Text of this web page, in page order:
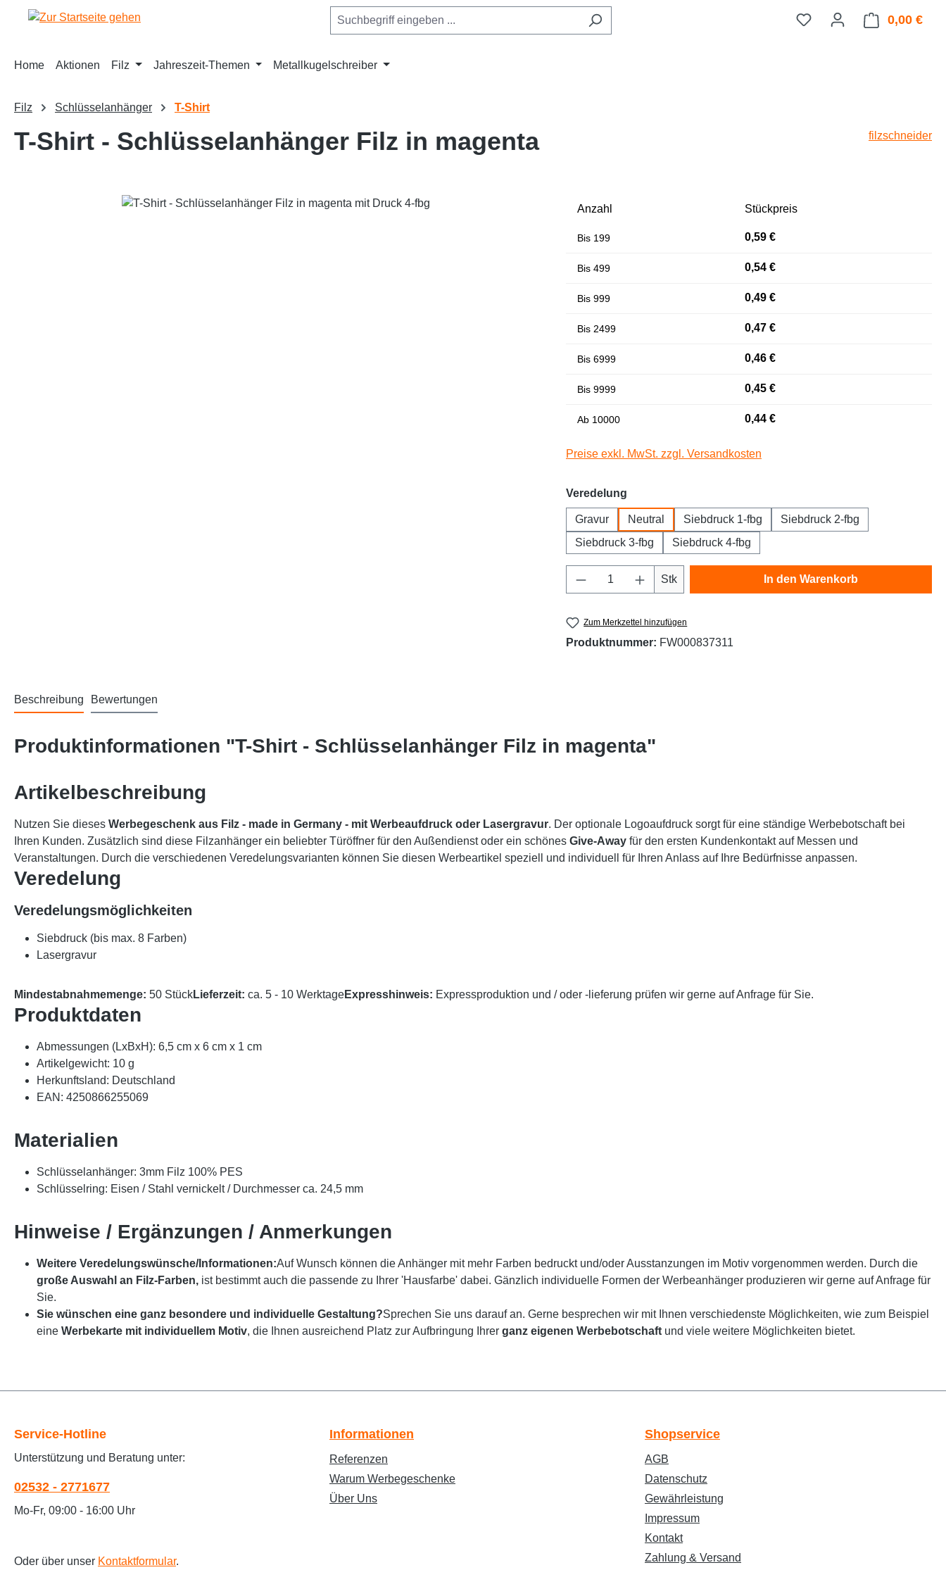
Zur Hauptnavigation springen 0,00 €
Home Aktionen Filz Jahreszeit-Themen Metallkugelschreiber
Filz Schlüsselanhänger T-Shirt
T-Shirt - Schlüsselanhänger Filz in magenta filzschneider
Bildergalerie überspringen
Anzahl Stückpreis
Bis 199 0,59 €
Bis 499 0,54 €
Bis 999 0,49 €
Bis 2499 0,47 €
Bis 6999 0,46 €
Bis 9999 0,45 €
Ab 10000 0,44 €
Preise exkl. MwSt. zzgl. Versandkosten
Veredelung
Gravur Neutral Siebdruck 1-fbg
Siebdruck 2-fbg
Siebdruck 3-fbg
Siebdruck 4-fbg
Produkt Anzahl: Gib den gewünschten Wert ein
Stk In den Warenkorb
Zum Merkzettel hinzufügen
Produktnummer: FW000837311
Beschreibung Bewertungen
Produktinformationen "T-Shirt - Schlüsselanhänger Filz in magenta"
Artikelbeschreibung
Nutzen Sie dieses Werbegeschenk aus Filz - made in Germany - mit Werbeaufdruck oder Lasergravur. Der optionale Logoaufdruck sorgt für eine ständige Werbebotschaft bei
Ihren Kunden. Zusätzlich sind diese Filzanhänger ein beliebter Türöffner für den Außendienst oder ein schönes Give-Away für den ersten Kundenkontakt auf Messen und
Veranstaltungen. Durch die verschiedenen Veredelungsvarianten können Sie diesen Werbeartikel speziell und individuell für Ihren Anlass auf Ihre Bedürfnisse anpassen.
Veredelung
Veredelungsmöglichkeiten
Siebdruck (bis max. 8 Farben)
Lasergravur
Mindestabnahmemenge: 50 StückLieferzeit: ca. 5 - 10 WerktageExpresshinweis: Expressproduktion und / oder -lieferung prüfen wir gerne auf Anfrage für Sie.
Produktdaten
Abmessungen (LxBxH): 6,5 cm x 6 cm x 1 cm
Artikelgewicht: 10 g
Herkunftsland: Deutschland
EAN: 4250866255069
Materialien
Schlüsselanhänger: 3mm Filz 100% PES
Schlüsselring: Eisen / Stahl vernickelt / Durchmesser ca. 24,5 mm
Hinweise / Ergänzungen / Anmerkungen
Weitere Veredelungswünsche/Informationen:Auf Wunsch können die Anhänger mit mehr Farben bedruckt und/oder Ausstanzungen im Motiv vorgenommen werden. Durch die
große Auswahl an Filz-Farben, ist bestimmt auch die passende zu Ihrer 'Hausfarbe' dabei. Gänzlich individuelle Formen der Werbeanhänger produzieren wir gerne auf Anfrage für
Sie.
Sie wünschen eine ganz besondere und individuelle Gestaltung?Sprechen Sie uns darauf an. Gerne besprechen wir mit Ihnen verschiedenste Möglichkeiten, wie zum Beispiel
eine Werbekarte mit individuellem Motiv, die Ihnen ausreichend Platz zur Aufbringung Ihrer ganz eigenen Werbebotschaft und viele weitere Möglichkeiten bietet.
Service-Hotline
Unterstützung und Beratung unter:
02532 - 2771677
Mo-Fr, 09:00 - 16:00 Uhr
Oder über unser Kontaktformular.
Informationen
Referenzen
Warum Werbegeschenke
Über Uns
Shopservice
AGB
Datenschutz
Gewährleistung
Impressum
Kontakt
Zahlung & Versand